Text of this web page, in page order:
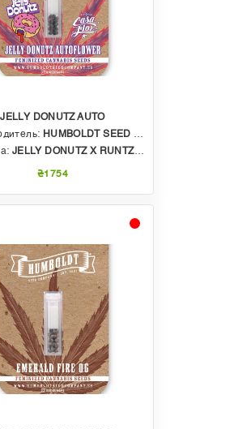
JELLY DONUTZ AUTO
HUMBOLDT SEED COMPANY
JELLY DONUTZ X RUNTZ X ALL GAS OG AUTO
₴1754